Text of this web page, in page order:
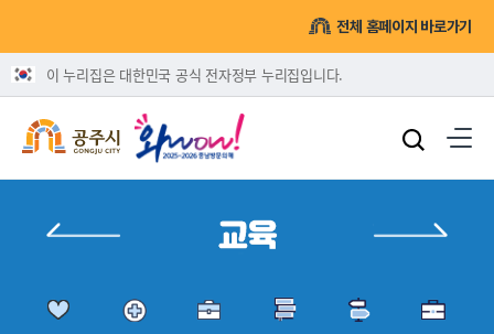
전체 홈페이지 바로가기
이 누리집은 대한민국 공식 전자정부 누리집입니다.